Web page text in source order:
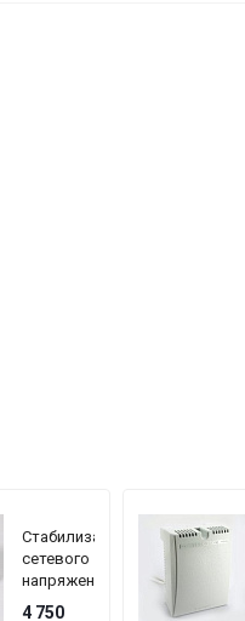
Стабилизатор
сетевого
напряжения
TEPLOCOM
4 750